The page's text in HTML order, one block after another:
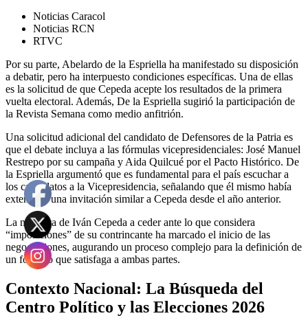
Noticias Caracol
Noticias RCN
RTVC
Por su parte, Abelardo de la Espriella ha manifestado su disposición
a debatir, pero ha interpuesto condiciones específicas. Una de ellas
es la solicitud de que Cepeda acepte los resultados de la primera
vuelta electoral. Además, De la Espriella sugirió la participación de
la Revista Semana como medio anfitrión.
Una solicitud adicional del candidato de Defensores de la Patria es
que el debate incluya a las fórmulas vicepresidenciales: José Manuel
Restrepo por su campaña y Aida Quilcué por el Pacto Histórico. De
la Espriella argumentó que es fundamental para el país escuchar a
los candidatos a la Vicepresidencia, señalando que él mismo había
extendido una invitación similar a Cepeda desde el año anterior.
La negativa de Iván Cepeda a ceder ante lo que considera
“imposiciones” de su contrincante ha marcado el inicio de las
negociaciones, augurando un proceso complejo para la definición de
un formato que satisfaga a ambas partes.
Contexto Nacional: La Búsqueda del
Centro Político y las Elecciones 2026